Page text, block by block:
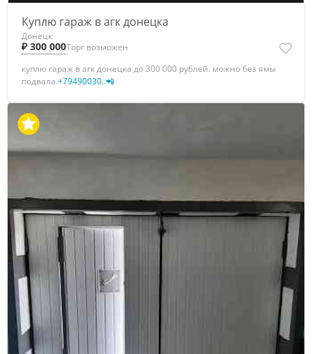
Куплю гараж в агк донецка
Донецк
₽ 300 000Торг возможен
куплю гараж в агк донецка до 300 000 рублей. можно без ямы
подвала.+79490030..📲